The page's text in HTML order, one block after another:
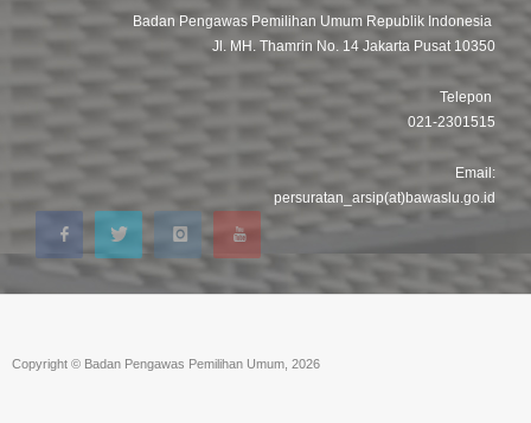
Badan Pengawas Pemilihan Umum Republik Indonesia
Jl. MH. Thamrin No. 14 Jakarta Pusat 10350
Telepon
021-2301515
Email:
persuratan_arsip(at)bawaslu.go.id
Copyright © Badan Pengawas Pemilihan Umum, 2026